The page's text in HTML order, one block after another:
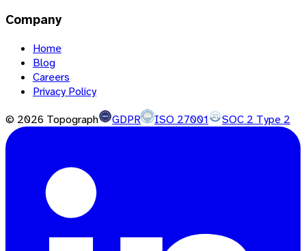
Company
Home
Blog
Careers
Privacy Policy
© 2026 Topograph GDPR ISO 27001 SOC 2 Type 2